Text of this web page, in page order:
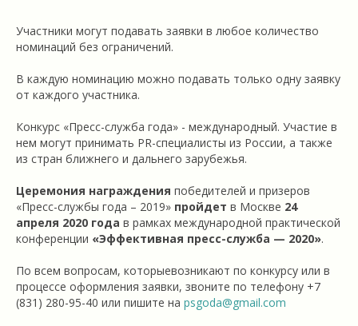
Участники могут подавать заявки в любое количество
номинаций без ограничений.
В каждую номинацию можно подавать только одну заявку
от каждого участника.
Конкурс «Пресс-служба года» - международный. Участие в
нем могут принимать PR-специалисты из России, а также
из стран ближнего и дальнего зарубежья.
Церемония награждения победителей и призеров
«Пресс-службы года – 2019» пройдет в Москве 24
апреля 2020 года в рамках международной практической
конференции «Эффективная пресс-служба — 2020».
По всем вопросам, которыевозникают по конкурсу или в
процессе оформления заявки, звоните по телефону +7
(831) 280-95-40 или пишите на psgoda@gmail.com